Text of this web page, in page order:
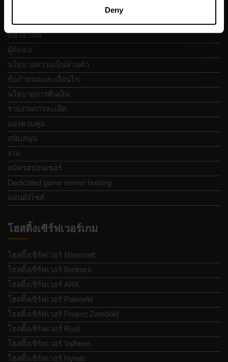
Deny
การนำทางแบบรวดเร็ว
บทวิจารณ์
ผู้ติดต่อ
นโยบายความเป็นส่วนตัว
ข้อกำหนดและเงื่อนไข
นโยบายการคืนเงิน
รายงานการละเมิด
แผงควบคุม
สนับสนุน
งาน
สมัครสปอนเซอร์
Dedicated game server hosting
แผนผังไซต์
โฮสติ้งเซิร์ฟเวอร์เกม
โฮสติ้งเซิร์ฟเวอร์ Minecraft
โฮสติ้งเซิร์ฟเวอร์ Bedrock
โฮสติ้งเซิร์ฟเวอร์ ARK
โฮสติ้งเซิร์ฟเวอร์ Palworld
โฮสติ้งเซิร์ฟเวอร์ Project Zomboid
โฮสติ้งเซิร์ฟเวอร์ Rust
โฮสติ้งเซิร์ฟเวอร์ Valheim
โฮสติ้งเซิร์ฟเวอร์ Hytale